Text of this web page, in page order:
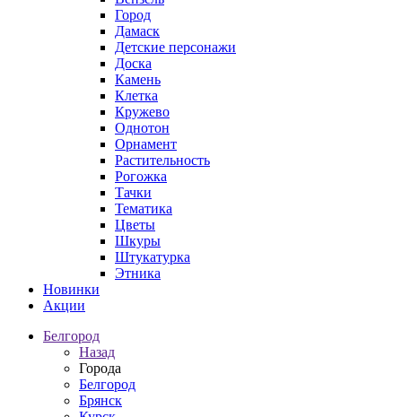
Город
Дамаск
Детские персонажи
Доска
Камень
Клетка
Кружево
Однотон
Орнамент
Растительность
Рогожка
Тачки
Тематика
Цветы
Шкуры
Штукатурка
Этника
Новинки
Акции
Белгород
Назад
Города
Белгород
Брянск